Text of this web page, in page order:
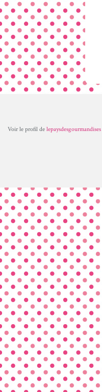
Voir le profil de lepaysdesgourmandises